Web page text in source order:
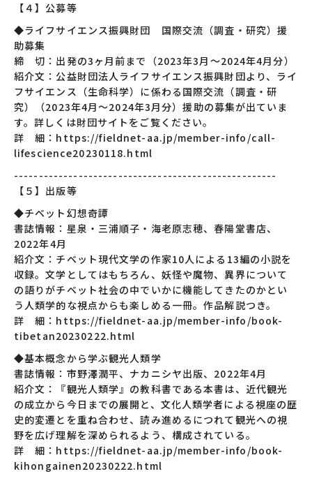
【４】公募等
◆ライフサイエンス振興財団 国際交流（調査・研究）援
助募集
締 切：出発の3ヶ月前まで（2023年3月～2024年4月分）
紹介文：公益財団法人ライフサイエンス振興財団より、ライ
フサイエンス（生命科学）に係わる国際交流（調査・研
究）（2023年4月～2024年3月分）援助の募集が出ていま
す。詳しくは財団サイトをご覧ください。
詳 細：https://fieldnet-aa.jp/member-info/call-
lifescience20230118.html
-----------------------------------------------------
【５】出版等
◆チベット幻想奇譚
書誌情報：星泉・三浦順子・海老原志穂、春陽堂書店、
2022年4月
紹介文：チベット現代文学の作家10人による13編の小説を
収録。文学としてはもちろん、妖怪や魔物、異界について
の語りがチベット社会の中でいかに機能してきたのかとい
う人類学的な視点からも楽しめる一冊。作品解説つき。
詳 細：https://fieldnet-aa.jp/member-info/book-
tibetan20230222.html
◆基本概念から学ぶ観光人類学
書誌情報：市野澤潤平、ナカニシヤ出版、2022年4月
紹介文：『観光人類学』の教科書である本書は、近代観光
の成立から今日までの展開と、文化人類学者による視座の歴
史的変遷とを重ね合わせ、読み進めるにつれて観光への視
野を広げ理解を深められるよう、構成されている。
詳 細：https://fieldnet-aa.jp/member-info/book-
kihongainen20230222.html